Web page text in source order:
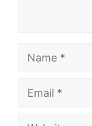
Website